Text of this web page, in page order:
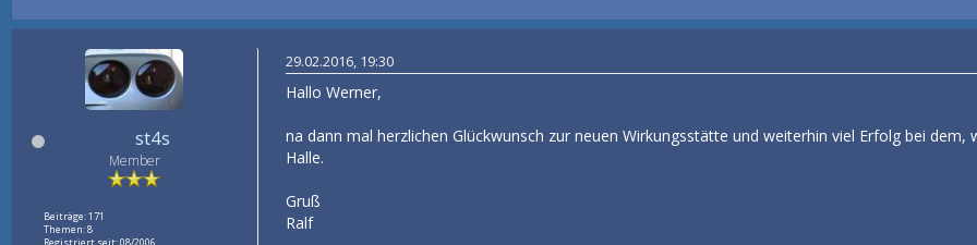
st4s
Member
Beiträge: 171
Themen: 8
Registriert seit: 08/2006
29.02.2016, 19:30
Hallo Werner,
na dann mal herzlichen Glückwunsch zur neuen Wirkungsstätte und weiterhin viel Erfolg bei dem,
Halle.
Gruß
Ralf